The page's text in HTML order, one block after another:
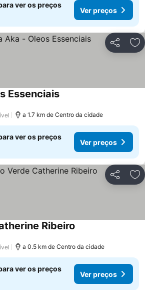
ver os preços
Ver preços
Partilhar
Essenciais
a 1.7 km de Centro da cidade
ver os preços
Ver preços
Partilhar
Ribeiro
a 0.5 km de Centro da cidade
ver os preços
Ver preços